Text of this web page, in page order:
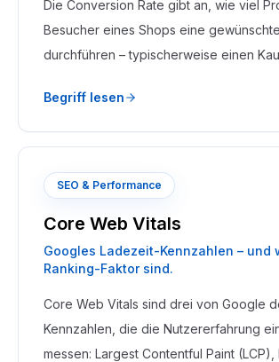
Die Conversion Rate gibt an, wie viel
Besucher eines Shops eine
durchführen – typischerweise einen
Besucher) × 100.
Begriff lesen
SEO & Performance
Core Web Vitals
Googles Ladezeit-Kennzahlen – und
Ranking-Faktor sind.
Core Web Vitals sind drei von Google
Kennzahlen, die die Nutzererfahrung
messen: Largest Contentful Paint (LCP),